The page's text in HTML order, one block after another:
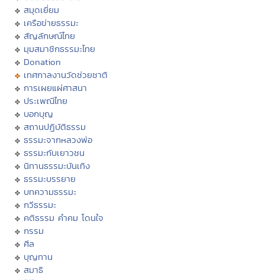
สมุดเยี่ยม
เครือข่ายธรรมะ
สัญลักษณ์ไทย
มุมสมาชิกธรรมะไทย
Donation
เทศกาลงานวัดช่วยชาติ
การเผยแผ่ศาสนา
ประเพณีไทย
บอกบุญ
สถานปฏิบัติธรรม
ธรรมะจากหลวงพ่อ
ธรรมะกับเยาวชน
นิทานธรรมะบันเทิง
ธรรมะบรรยาย
บทความธรรมะ
กวีธรรมะ
คติธรรม คำคม โดนใจ
กรรม
ศีล
บุญทาน
สมาธิ